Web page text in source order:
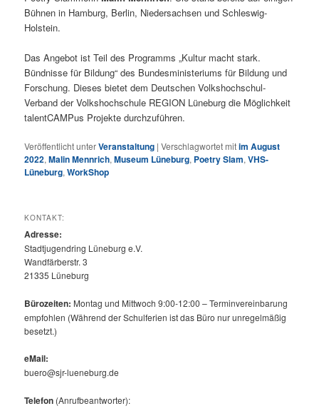
Bühnen in Hamburg, Berlin, Niedersachsen und Schleswig-
Holstein.
Das Angebot ist Teil des Programms „Kultur macht stark.
Bündnisse für Bildung“ des Bundesministeriums für Bildung und
Forschung. Dieses bietet dem Deutschen Volkshochschul-
Verband der Volkshochschule REGION Lüneburg die Möglichkeit
talentCAMPus Projekte durchzuführen.
Veröffentlicht unterVeranstaltung |Verschlagwortet mitim August
2022,Malin Mennrich,Museum Lüneburg, Poetry Slam,VHS-
Lüneburg,WorkShop
KONTAKT:
Adresse:
Stadtjugendring Lüneburg e.V.
Wandfärberstr. 3
21335 Lüneburg
Bürozeiten: Montag und Mittwoch 9:00-12:00 – Terminvereinbarung
empfohlen (Während der Schulferien ist das Büro nur unregelmäßig
besetzt.)
eMail:
buero@sjr-lueneburg.de
Telefon (Anrufbeantworter):